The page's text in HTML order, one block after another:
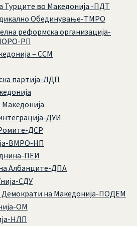
Турците во Македонија -ПДТ
Обединување-ТМРО
реформска организација-
РП
– ССМ
партија-ЛДП
ДУИ
ДСР
ВМРО-НП
ПЕИ
Албанците-ДПА
СДУ
Демократи на Македонија-ПОДЕМ
ОМ
НЛП